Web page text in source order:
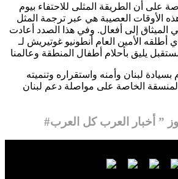
على أن الطريقة المثلى للاحتفاء بيوم
الأوقات العصيبة هي عبر ترجمة المثل
الميثاق إلى أفعال. وفي هذا الصدد أعادت
أطلقه الأمين العام أنطونيو غوتيريش لـ
بسيادة لبنان وأمنه واستقراره وتنميته
الخاصة على مواصلة دعم لبنان